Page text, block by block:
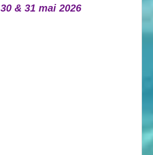
30 & 31 mai 2026